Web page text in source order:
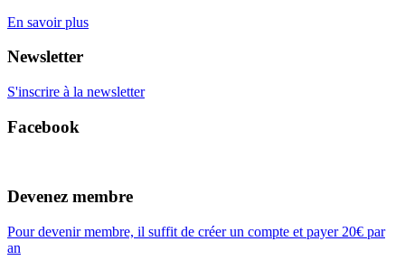
En savoir plus
Newsletter
S'inscrire à la newsletter
Facebook
Devenez membre
Pour devenir membre, il suffit de créer un compte et payer 20€ par
an